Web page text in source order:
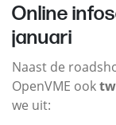
Online
januari
Naast de
OpenVME ook
we uit: